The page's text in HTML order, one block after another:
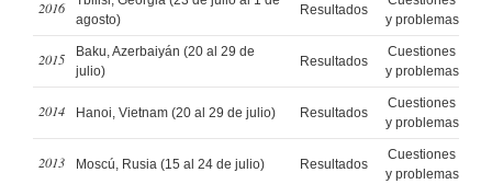
2016
agosto)
Resultados
y problemas
2015
Baku, Azerbaiyán (20 al 29 de
julio)
Resultados
Cuestiones
y problemas
2014 Hanoi, Vietnam (20 al 29 de julio) Resultados
Cuestiones
y problemas
2013 Moscú, Rusia (15 al 24 de julio) Resultados
Cuestiones
y problemas